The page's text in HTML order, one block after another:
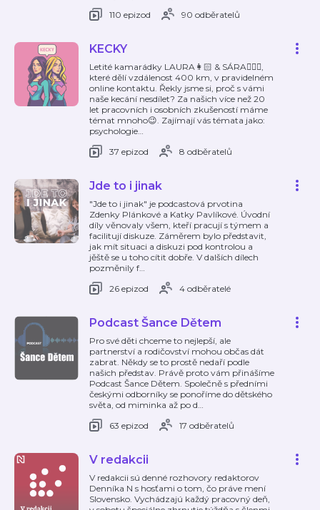
110 epizod
90 odběratelů
KECKY
Letité kamarádky LAURA👩🏻 & SÁRA👱🏻‍♀️,
které dělí vzdálenost 400 km, v pravidelném
online kontaktu. Řekly jsme si, proč s vámi
naše kecání nesdílet? Za našich více než 20
let pracovních i osobních zkušeností máme
témat mnoho😉. Zajímají vás témata jako:
psychologie…
37 epizod
8 odběratelů
Jde to i jinak
"Jde to i jinak" je podcastová prvotina
Zdenky Plánkové a Katky Pavlíkové. Úvodní
díly věnovaly všem, kteří pracují s týmem a
facilitují diskuze. Záměrem bylo představit,
jak mít situaci a diskuzi pod kontrolou a
jěště se u toho cítit dobře. V dalších dílech
pozměnily f…
26 epizod
4 odběratelé
Podcast Šance Dětem
Pro své děti chceme to nejlepší, ale
partnerství a rodičovství mohou občas dát
zabrat. Někdy se to prostě nedaří podle
našich představ. Právě proto vám přinášíme
Podcast Šance Dětem. Společně s předními
českými odborníky se ponoříme do dětského
světa, od miminka až po d…
63 epizod
17 odběratelů
V redakcii
V redakcii sú denné rozhovory redaktorov
Denníka N s hosťami o tom, čo práve mení
Slovensko. Vychádzajú každý pracovný deň,